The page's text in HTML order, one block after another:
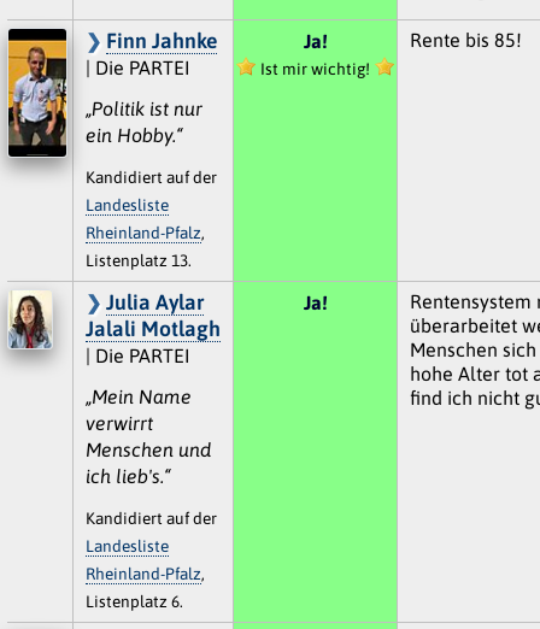
Finn Jahnke
| Die PARTEI
„Politik ist nur
ein Hobby.“
Kandidiert auf der
Landesliste
Rheinland-Pfalz,
Listenplatz 13.
Ja!
Ist mir wichtig!
Rente bis 85!
Julia Aylar
Jalali Motlagh
| Die PARTEI
„Mein Name
verwirrt
Menschen und
ich lieb's.“
Kandidiert auf der
Landesliste
Rheinland-Pfalz,
Listenplatz 6.
Ja!
Rentensystem
überarbeitet
Menschen
hohe Alter tot
find ich nicht